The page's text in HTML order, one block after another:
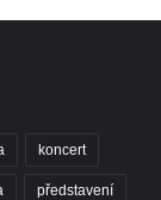
koncert
představení